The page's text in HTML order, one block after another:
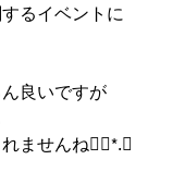
るイベントに
良いですが
れませんね‪❁⃘*.ﾟ